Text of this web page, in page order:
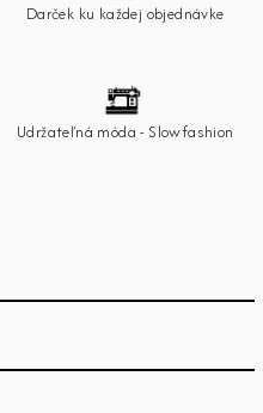
Darček ku každej objednávke
Udržateľná móda - Slowfashion